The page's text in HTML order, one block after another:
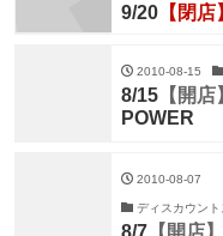
9/20 【閉店
2010-08-15
8/15 【開店
POWER
2010-08-07
ディスカウン
8/7 【開店】